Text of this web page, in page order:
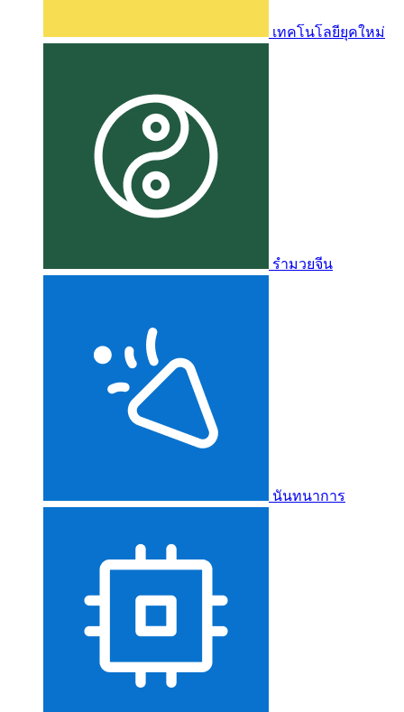
เทคโนโลยียุคใหม่
รำมวยจีน
นันทนาการ